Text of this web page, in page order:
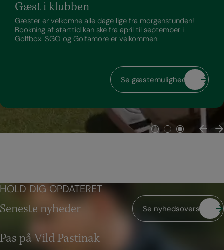
Banen starter på hul 10
Opdateret:søndag, 02 aug 2026 kl. 20:06
2026-08-02 - 2026-08-09:
HOLD DIG OPDATERET
Seneste nyheder Se nyhedsoversigt
Pas på Vild Pastinak